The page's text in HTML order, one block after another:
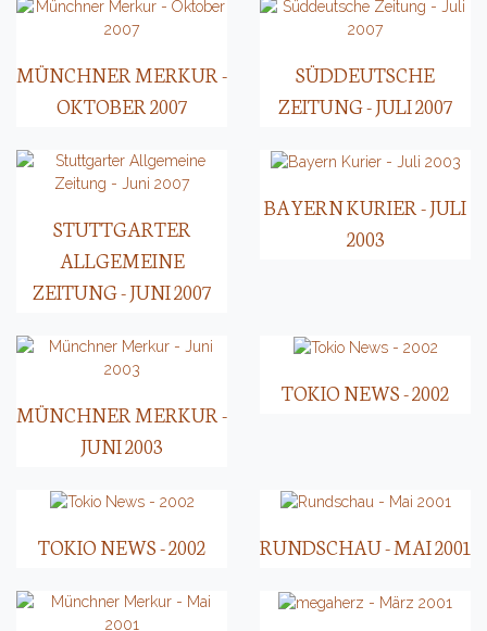
MÜNCHNER MERKUR -
OKTOBER 2007
SÜDDEUTSCHE
ZEITUNG - JULI 2007
STUTTGARTER
ALLGEMEINE
ZEITUNG - JUNI 2007
BAYERN KURIER - JULI
2003
MÜNCHNER MERKUR -
JUNI 2003
TOKIO NEWS - 2002
TOKIO NEWS - 2002 RUNDSCHAU - MAI 2001